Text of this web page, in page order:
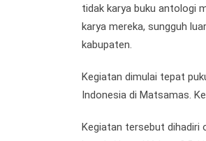
tidak karya buku antologi
karya mereka, sungguh
kabupaten.
Kegiatan dimulai tepat
Indonesia di Matsamas.
Kegiatan tersebut dihadiri